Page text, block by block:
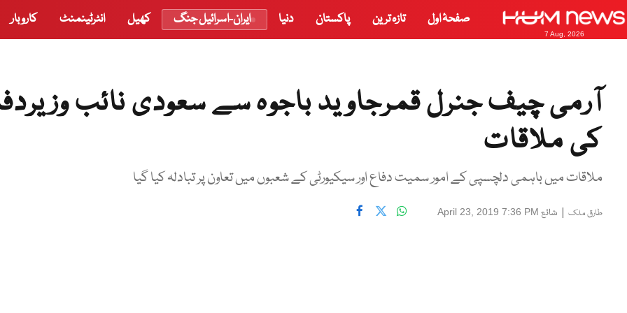
7 Aug, 2026
صفحۂ اول تازہ ترین پاکستان دنیا ایران-اسرائیل جنگ کھیل انٹرٹینمنٹ کاروبار
آرمی چیف جنرل قمرجاوید باجوہ سے سعودی نائب
کی ملاقات
ملاقات میں باہمی دلچسپی کے امور سمیت دفاع اور سیکیورٹی کے شعبوں میں تعاون پر تبادلہ کیا گیا
طارق ملک | شائع April 23, 2019 7:36 PM